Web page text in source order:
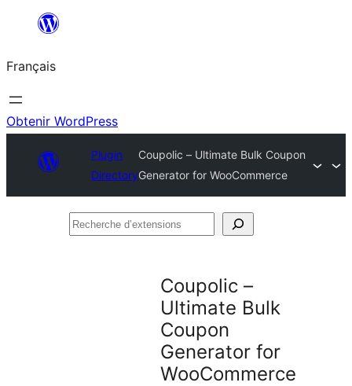
contenu
Français
Obtenir WordPress
Plugin
Directory
Coupolic – Ultimate Bulk Coupon
Generator for WooCommerce
Recherche
Coupolic –
Ultimate Bulk
Coupon
Generator for
WooCommerce